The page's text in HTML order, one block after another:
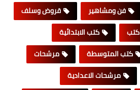
فن ومشاهير
قروض وسلف
كتب
كتب الابتدائية
كتب المتوسطة
مرشحات
مرشحات الاعدادية